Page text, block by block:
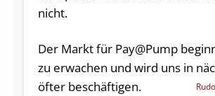
nicht.
Der Markt für Pay@Pump
zu erwachen und wird uns in
öfter beschäftigen.